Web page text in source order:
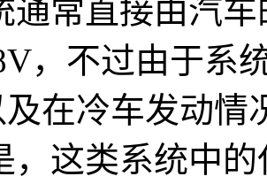
通常直接由汽
，不过由于系
在冷车发动情
，这类系统中